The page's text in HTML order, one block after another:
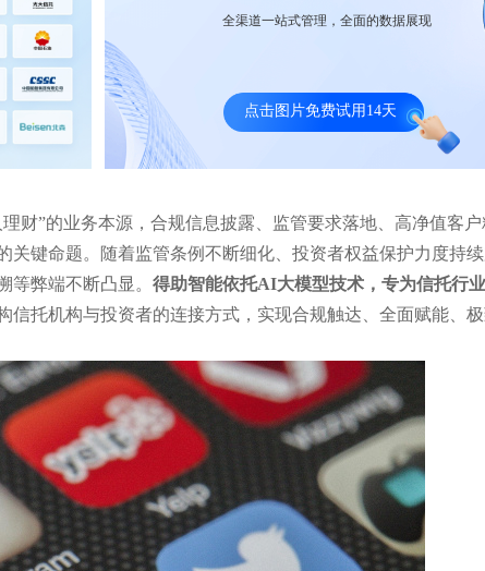
全渠道一站式管理，全面的数据展现
点击图片免费试用14天
财”的业务本源，合规信息披露、监管要求落地、高净值客
键命题。随着监管条例不断细化、投资者权益保护力度持续
等弊端不断凸显。 得助智能依托AI大模型技术，专为信托行
信托机构与投资者的连接方式，实现合规触达、全面赋能、
开心麻花+得助智能外呼营销系统案例：打
通客户连接渠道，建立私域运营体系
美呗医美+云呼叫中心系
小时服务不下线，实时